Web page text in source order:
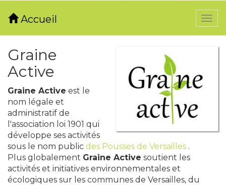
Accueil
Graine
Active
Graine Active est le
nom légale et
administratif de
l'association loi 1901 qui
développe ses activités
sous le nom public des Pousses de Versailles .
Plus globalement Graine Active soutient les
activités et initiatives environnementales et
écologiques sur les communes de Versailles, du